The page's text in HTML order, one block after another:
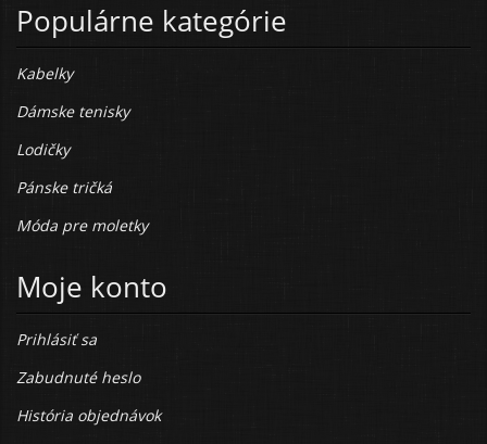
Populárne kategórie
Kabelky
Dámske tenisky
Lodičky
Pánske tričká
Móda pre moletky
Moje konto
Prihlásiť sa
Zabudnuté heslo
História objednávok